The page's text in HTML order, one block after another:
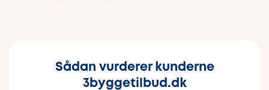
Sådan vurderer kunderne
3byggetilbud.dk